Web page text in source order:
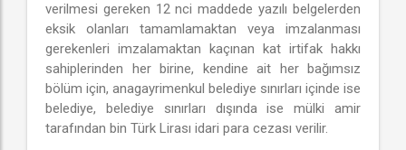
verilmesi gereken 12 nci maddede yazılı belgelerden
eksik olanları tamamlamaktan veya imzalanması
gerekenleri imzalamaktan kaçınan kat irtifak hakkı
sahiplerinden her birine, kendine ait her bağımsız
bölüm için, anagayrimenkul belediye sınırları içinde ise
belediye, belediye sınırları dışında ise mülki amir
tarafından bin Türk Lirası idari para cezası verilir.